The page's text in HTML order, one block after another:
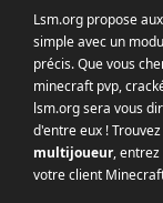
Lsm.org propose
simple avec un
précis. Que vous
minecraft pvp,
lsm.org sera vous
d'entre eux !
multijoueur,
votre client